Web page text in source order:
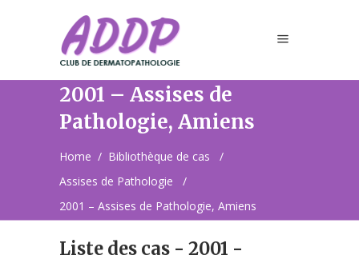
2001 – Assises de
Pathologie, Amiens
Home / Bibliothèque de cas
/
Assises de Pathologie
/
2001 – Assises de Pathologie, Amiens
Liste des cas - 2001 -